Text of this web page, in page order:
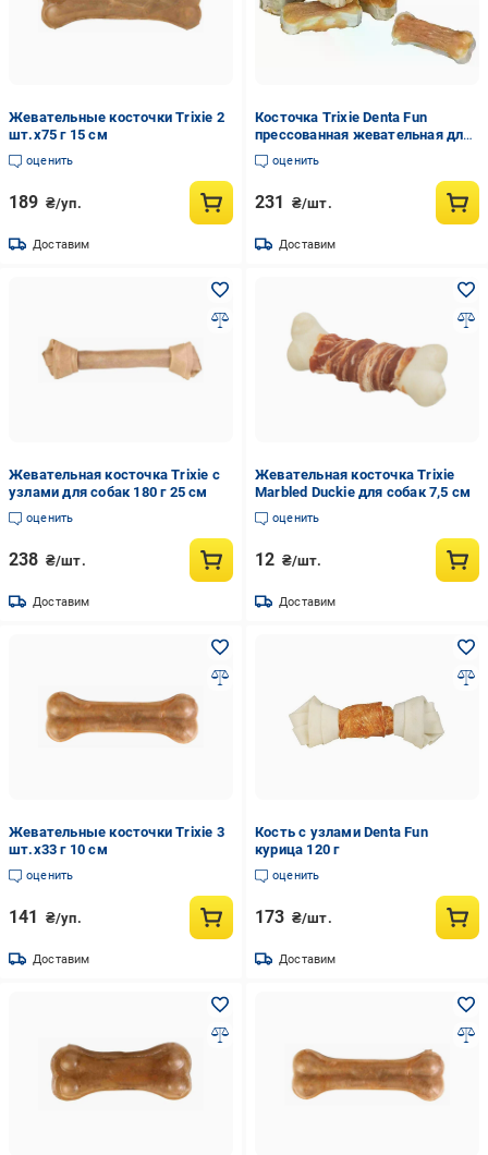
Жевательные косточки Trixie 2
шт.х75 г 15 см
оценить
189 ₴/уп.
Доставим
Косточка Trixie Denta Fun
прессованная жевательная для
собак с курицей из натуральной
кожи для чистки зубов 120 г 8
оценить
231 ₴/шт.
Доставим
Жевательная косточка Trixie с
узлами для собак 180 г 25 см
оценить
238 ₴/шт.
Доставим
Жевательная косточка Trixie
Marbled Duckie для собак 7,5 см
оценить
12 ₴/шт.
Доставим
Жевательные косточки Trixie 3
шт.х33 г 10 см
оценить
141 ₴/уп.
Доставим
Кость с узлами Denta Fun
курица 120 г
оценить
173 ₴/шт.
Доставим